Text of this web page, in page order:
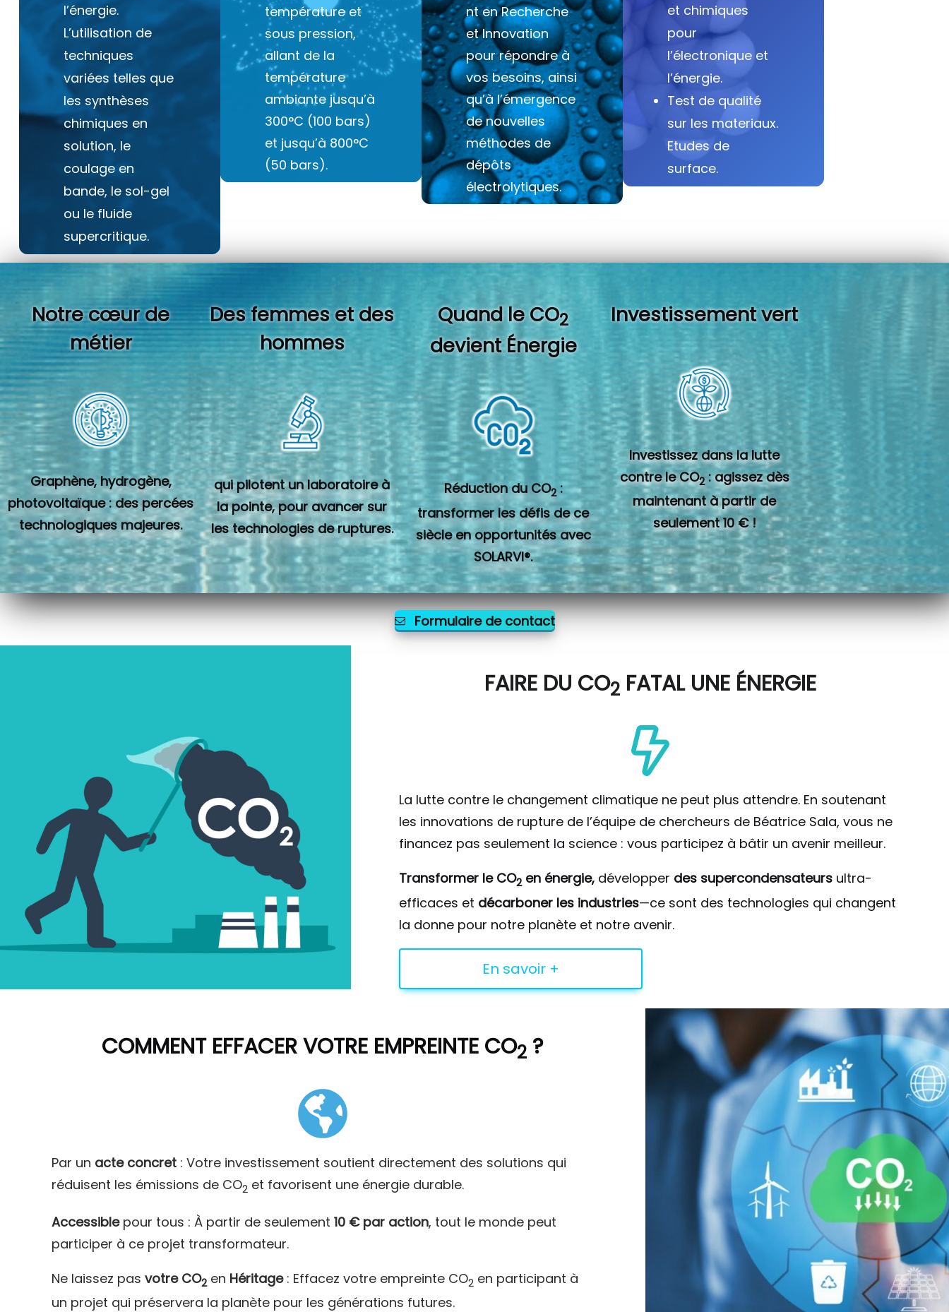
l’énergie.
L’utilisation de
techniques
variées telles que
les synthèses
chimiques en
solution, le
coulage en
bande, le sol-gel
ou le fluide
supercritique.
température et
sous pression,
allant de la
température
ambiante jusqu’à
300°C (100 bars)
et jusqu’à 800°C
(50 bars).
nt en Recherche
et Innovation
pour répondre à
vos besoins, ainsi
qu’à l’émergence
de nouvelles
méthodes de
dépôts
électrolytiques.
et chimiques
pour
l’électronique et
l’énergie.
Test de qualité
sur les materiaux.
Etudes de
surface.
Notre cœur de
métier
Graphène, hydrogène,
photovoltaïque : des percées
technologiques majeures.
Des femmes et des
hommes
qui pilotent un laboratoire à
la pointe, pour avancer sur
les technologies de ruptures.
Quand le CO2
devient Énergie
Réduction du CO2 :
transformer les défis de ce
siècle en opportunités avec
SOLARVI®.
Investissement vert
Investissez dans la lutte
contre le CO2 : agissez dès
maintenant à partir de
seulement 10 € !
Formulaire de contact
FAIRE DU CO2FATAL UNE ÉNERGIE
La lutte contre le changement climatique ne peut plus attendre. En soutenant
les innovations de rupture de l’équipe de chercheurs de Béatrice Sala, vous ne
financez pas seulement la science : vous participez à bâtir un avenir meilleur.
Transformer le CO2 en énergie, développer des supercondensateurs ultra-
efficaces et décarboner les industries—ce sont des technologies qui changent
la donne pour notre planète et notre avenir.
En savoir +
COMMENT EFFACER VOTRE EMPREINTE CO2 ?
Par un acte concret : Votre investissement soutient directement des solutions qui
réduisent les émissions de CO2 et favorisent une énergie durable.
Accessiblepour tous : À partir de seulement10 € par action, tout le monde peut
participer à ce projet transformateur.
Ne laissez pasvotre CO2 en Héritage: Effacez votre empreinte CO2 en participant à
un projet qui préservera la planète pour les générations futures.